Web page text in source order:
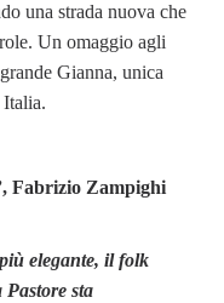
una strada nuova che
Un omaggio agli
Gianna, unica
Italia.
Fabrizio Zampighi
elegante, il folk
sta